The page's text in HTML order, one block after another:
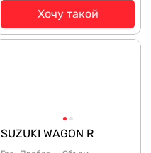
Хочу такой
SUZUKI WAGON R